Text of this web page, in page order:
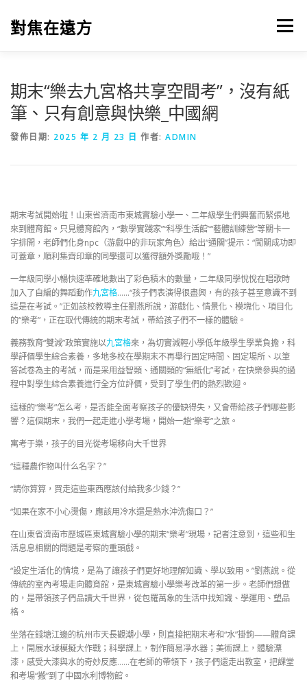
對焦在遠方 選單
期末“樂去九宮格共享空間考”，沒有紙
筆、只有創意與快樂_中國網
發佈日期: 2025 年 2 月 23 日 作者: ADMIN
期末考試開始啦！山東省濟南市東城實驗小學一、二年級學生們興奮而緊張地
來到體育館。只見體育館內，“數學實踐家”“科學生活館”“藝體訓練營”等關卡一
字排開，老師們化身npc（游戲中的非玩家角色）給出“通關”提示：“闖關成功即
可蓋章，順利集齊印章的同學還可以獲得額外獎勵哦！”
一年級同學小暢快速準確地數出了彩色積木的數量，二年級同學悅悅在唱歌時
加入了自編的舞蹈動作九宮格……“孩子們表演得很盡興，有的孩子甚至意識不到
這是在考試。”正如該校教導主任劉燕所說，游戲化、情景化、模塊化、項目化
的“樂考”，正在取代傳統的期末考試，帶給孩子們不一樣的體驗。
義務教育“雙減”政策實施以九宮格來，為切實減輕小學低年級學生學業負擔，科
學評價學生綜合素養，多地多校在學期末不再舉行固定時間、固定場所、以筆
答試卷為主的考試，而是采用益智類、通關類的“無紙化”考試，在快樂參與的過
程中對學生綜合素養進行全方位評價，受到了學生們的熱烈歡迎。
這樣的“樂考”怎么考，是否能全面考察孩子的優缺得失，又會帶給孩子們哪些影
響？這個期末，我們一起走進小學考場，開始一趟“樂考”之旅。
寓考于樂，孩子的目光從考場移向大千世界
“這種農作物叫什么名字？”
“請你算算，買走這些東西應該付給我多少錢？”
“如果在家不小心燙傷，應該用冷水還是熱水沖洗傷口？”
在山東省濟南市歷城區東城實驗小學的期末“樂考”現場，記者注意到，這些和生
活息息相關的問題是考察的重頭戲。
“設定生活化的情境，是為了讓孩子們更好地理解知識、學以致用。”劉燕說。從
傳統的室內考場走向體育館，是東城實驗小學樂考改革的第一步。老師們想做
的，是帶領孩子們品讀大千世界，從包羅萬象的生活中找知識、學運用、塑品
格。
坐落在錢塘江邊的杭州市天長觀潮小學，則直接把期末考和“水”掛鉤——體育課
上，開展水球模擬大作戰；科學課上，制作簡易凈水器；美術課上，體驗漂
漆，感受大漆與水的奇妙反應……在老師的帶領下，孩子們還走出教室，把課堂
和考場“搬”到了中國水利博物館。